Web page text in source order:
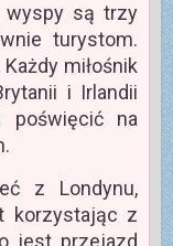
wyspy są trzy
turystom.
miłośnik
i Irlandii
poświęcić na
z Londynu,
korzystając z